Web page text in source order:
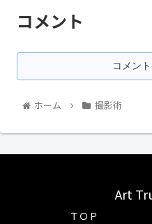
コメント
コメン
ホーム 撮影術
Art
ＴＯＰ